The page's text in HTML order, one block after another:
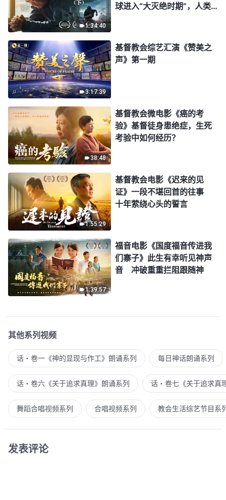
1:34:40
球进入“大灭绝时期”，人类
3:17:39
基督教会综艺汇演《赞美之
声》第一期
38:48
基督教会微电影《癌的考
验》基督徒身患绝症，生死
考验中如何经历？
1:55:29
基督教会电影《迟来的见
证》一段不堪回首的往事
十年萦绕心头的誓言
1:39:57
福音电影《国度福音传进我
们寨子》此生有幸听见神声
音 冲破重重拦阻跟随神
其他系列视频
话・卷一《神的显现与作工》朗诵系列 每日神话朗诵系列
话・卷六《关于追求真理》朗诵系列 话・卷七《关于追求真
舞蹈合唱视频系列 合唱视频系列 教会生活综艺节目系
发表评论